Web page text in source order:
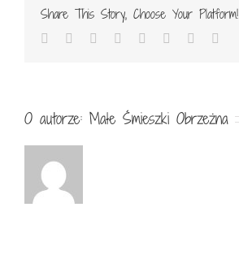
Share This Story, Choose Your Platform!
Facebook
TwitterReddit LinkedIn
TumblrPinterest
O autorze: Małe Śmieszki Obrzeżna